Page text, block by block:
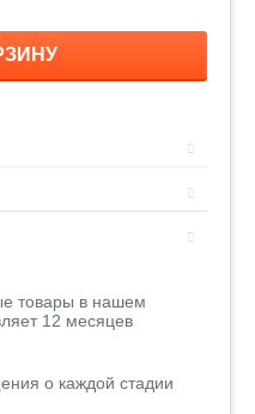
товары в нашем
12 месяцев
о каждой стадии